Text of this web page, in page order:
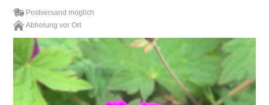
Postversand möglich
Abholung vor Ort